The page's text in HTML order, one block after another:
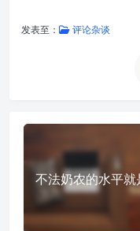
发表至： 评论杂谈
不法奶农的水平就